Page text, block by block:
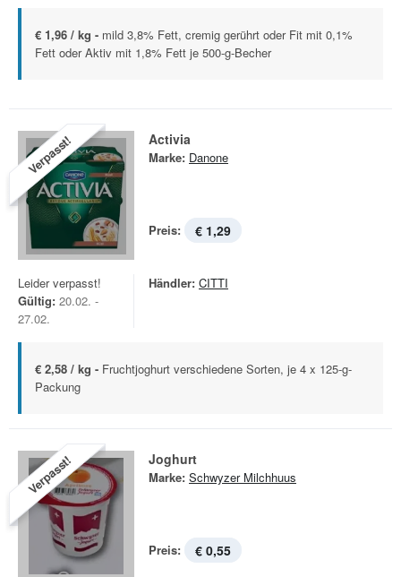
€ 1,96 / kg - mild 3,8% Fett, cremig gerührt oder Fit mit 0,1%
Fett oder Aktiv mit 1,8% Fett je 500-g-Becher
Verpasst! Activia
Marke: Danone
Preis: € 1,29
Leider verpasst!
Gültig: 20.02. -
27.02.
Händler: CITTI
€ 2,58 / kg - Fruchtjoghurt verschiedene Sorten, je 4 x 125-g-
Packung
Verpasst! Joghurt
Marke: Schwyzer Milchhuus
Preis: € 0,55